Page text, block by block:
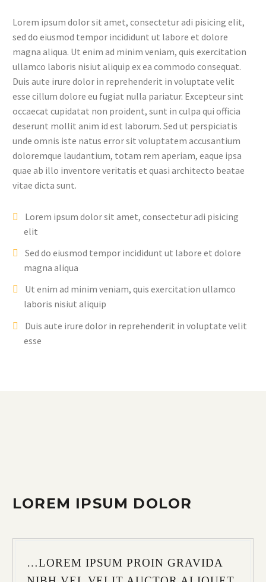
Lorem ipsum dolor sit amet, consectetur adi pisicing elit,
sed do eiusmod tempor incididunt ut labore et dolore
magna aliqua. Ut enim ad minim veniam, quis exercitation
ullamco laboris nisiut aliquip ex ea commodo consequat.
Duis aute irure dolor in reprehenderit in voluptate velit
esse cillum dolore eu fugiat nulla pariatur. Excepteur sint
occaecat cupidatat non proident, sunt in culpa qui officia
deserunt mollit anim id est laborum. Sed ut perspiciatis
unde omnis iste natus error sit voluptatem accusantium
doloremque laudantium, totam rem aperiam, eaque ipsa
quae ab illo inventore veritatis et quasi architecto beatae
vitae dicta sunt.
Lorem ipsum dolor sit amet, consectetur adi pisicing
elit
Sed do eiusmod tempor incididunt ut labore et dolore
magna aliqua
Ut enim ad minim veniam, quis exercitation ullamco
laboris nisiut aliquip
Duis aute irure dolor in reprehenderit in voluptate velit
esse
LOREM IPSUM DOLOR
…LOREM IPSUM PROIN GRAVIDA